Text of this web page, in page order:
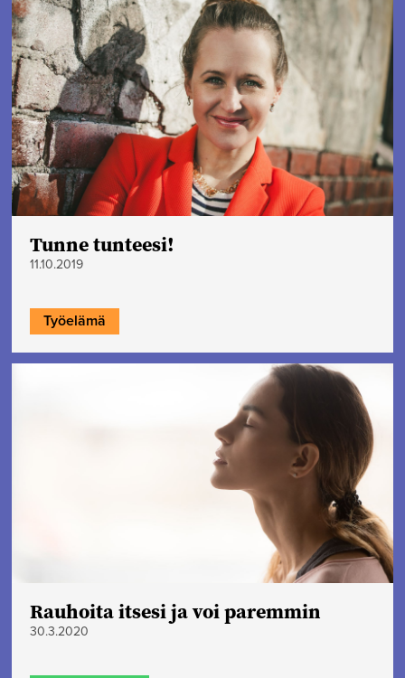
Tunne tunteesi!
11.10.2019
Työelämä
Rauhoita itsesi ja voi paremmin
30.3.2020